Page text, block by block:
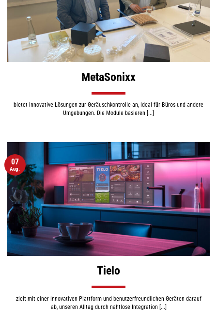
MetaSonixx
bietet innovative Lösungen zur Geräuschkontrolle an, ideal für Büros und andere
Umgebungen. Die Module basieren [...]
Tielo
zielt mit einer innovativen Plattform und benutzerfreundlichen Geräten darauf
ab, unseren Alltag durch nahtlose Integration [...]
07
Aug.